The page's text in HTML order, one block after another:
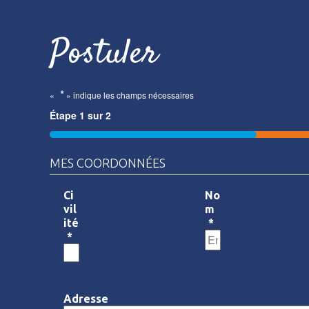
Postuler
« * » indique les champs nécessaires
Étape 1 sur2
50%
MES COORDONNÉES
Ci
vil
ité
*
No
m
*
Adresse